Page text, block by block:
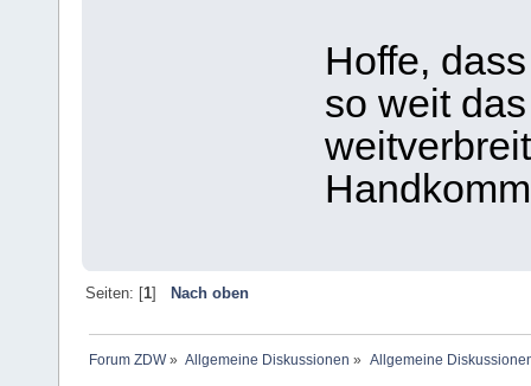
Hoffe,
so weit
Seiten: [1] Nach oben
Forum ZDW» Allgemeine Diskussionen » Allgemeine